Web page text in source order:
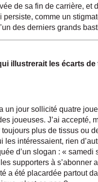
de sa fin de carrière, et
comme un
des derniers grands
illustrerait les écarts
un jour sollicité quatre
joueuses. J’ai accepté,
plus de tissus ou
intéressaient, rien
d’un slogan : « samedi
supporters à s’abonner
été placardée partout